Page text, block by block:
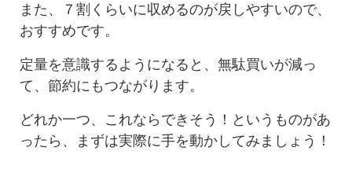
また、７割くらいに収めるのが戻しやすいので、
おすすめです。
定量を意識するようになると、無駄買いが減っ
て、節約にもつながります。
どれか一つ、これならできそう！というものがあ
ったら、まずは実際に手を動かしてみましょう！